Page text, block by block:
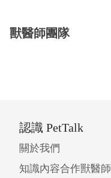
獸醫師團隊
認識 PetTalk
關於我們
知識內容合作獸醫師